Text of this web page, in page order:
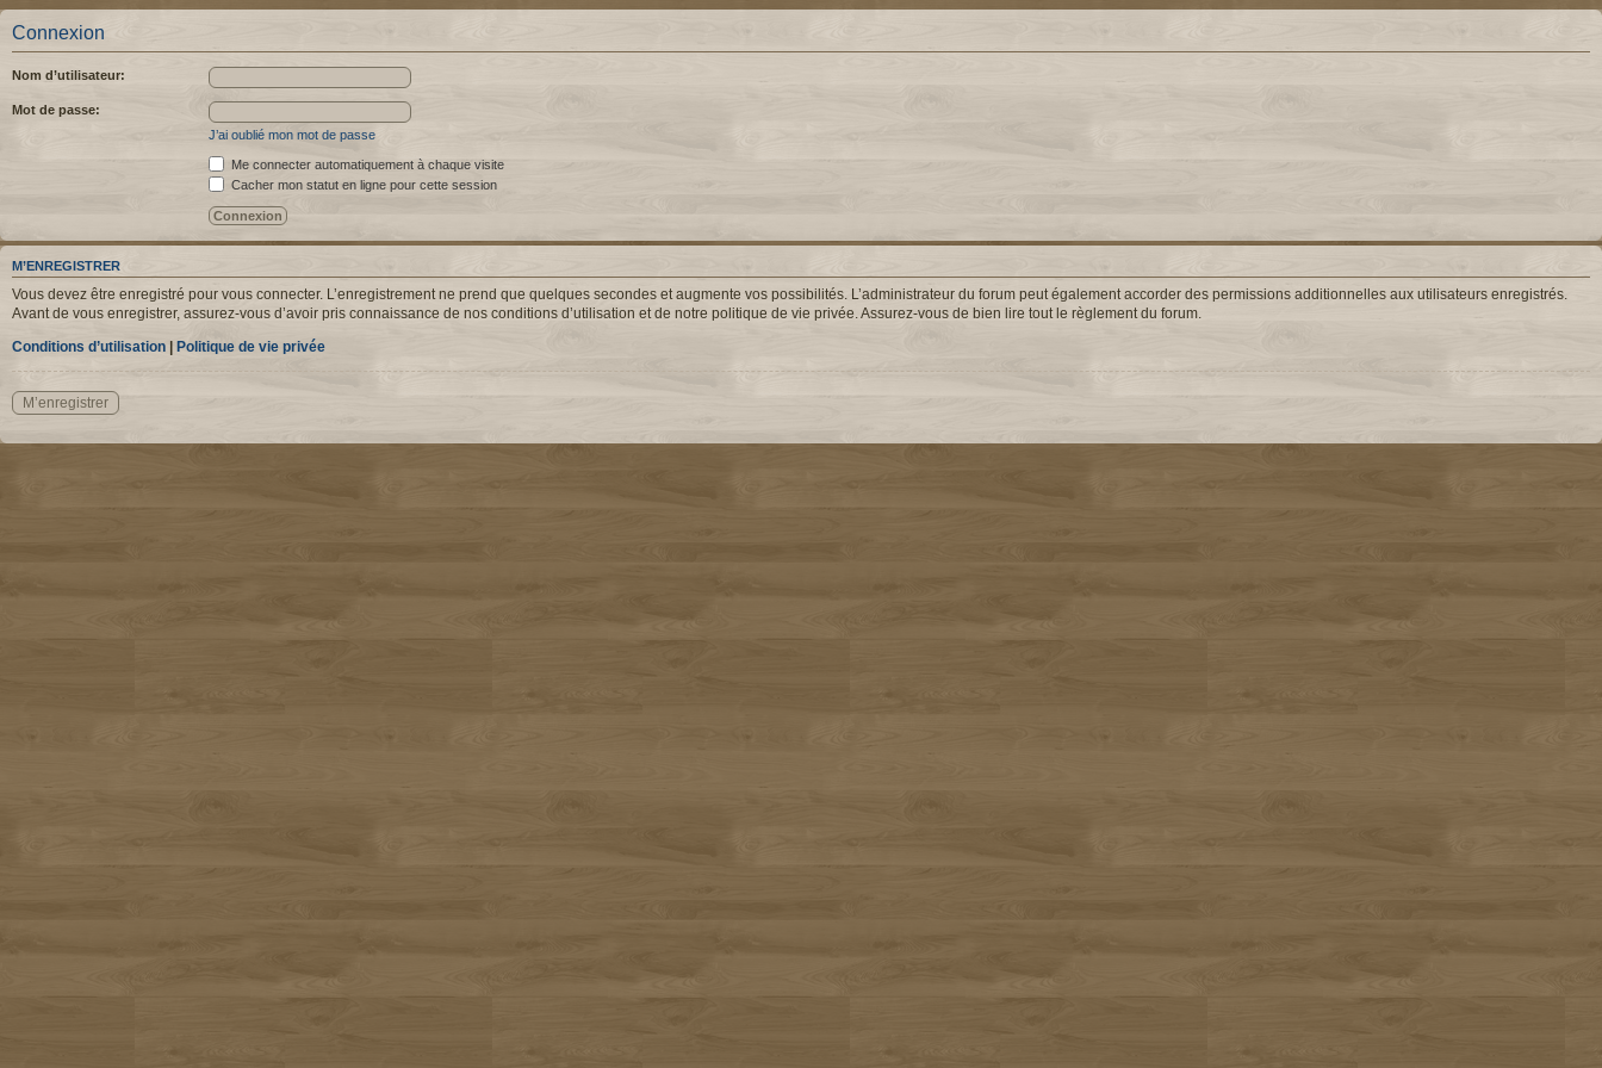
Connexion
Nom d’utilisateur:
Mot de passe:
J’ai oublié mon mot de passe
Me connecter automatiquement à chaque visite
Cacher mon statut en ligne pour cette session
M’ENREGISTRER
Vous devez être enregistré pour vous connecter. L’enregistrement ne prend que quelques secondes et augmente vos possibilités. L’administrateur du forum peut également accorder des permissions additionnelles aux utilisateurs enregistrés.
Avant de vous enregistrer, assurez-vous d’avoir pris connaissance de nos conditions d’utilisation et de notre politique de vie privée. Assurez-vous de bien lire tout le règlement du forum.
Conditions d’utilisation | Politique de vie privée
M’enregistrer